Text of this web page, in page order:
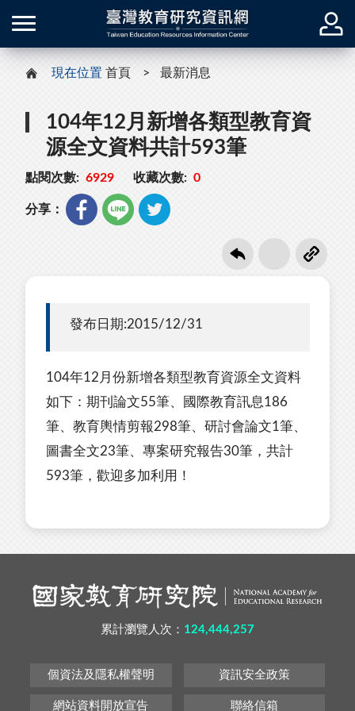
現在位置 首頁 最新消息
104年12月新增各類型教育資
源全文資料共計593筆
點閱次數: 6929 收藏次數: 0
分享：
發布日期:2015/12/31
104年12月份新增各類型教育資源全文資料
如下：期刊論文55筆、國際教育訊息186
筆、教育輿情剪報298筆、研討會論文1筆、
圖書全文23筆、專案研究報告30筆，共計
593筆，歡迎多加利用！
累計瀏覽人次： 124,444,257
個資法及隱私權聲明 資訊安全政策
網站資料開放宣告 聯絡信箱